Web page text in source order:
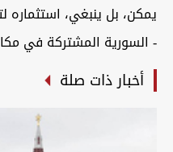
يمكن، بل ينبغي، استثماره
- السورية المشتركة في
أخبار ذات صلة